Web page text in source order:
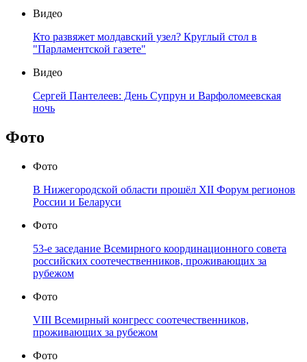
Видео
Кто развяжет молдавский узел? Круглый стол в
"Парламентской газете"
Видео
Сергей Пантелеев: День Супрун и Варфоломеевская
ночь
Фото
Фото
В Нижегородской области прошёл XII Форум регионов
России и Беларуси
Фото
53-е заседание Всемирного координационного совета
российских соотечественников, проживающих за
рубежом
Фото
VIII Всемирный конгресс соотечественников,
проживающих за рубежом
Фото